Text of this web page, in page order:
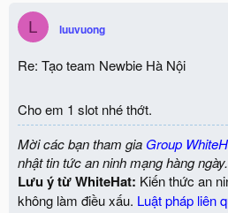
L luuvuong
Re: Tạo team Newbie Hà Nội
Cho em 1 slot nhé thớt.
Mời các bạn tham gia Group
nhật tin tức an ninh mạng hàng ngày.
Lưu ý từ WhiteHat: Kiến thức an
không làm điều xấu. Luật pháp liên